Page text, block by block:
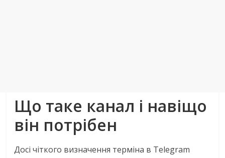
Що таке канал і навіщо
він потрібен
Досі чіткого визначення терміна в Telegram